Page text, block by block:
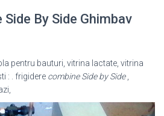
By Side Ghimbav
pentru bauturi, vitrina lactate, vitrina
: . frigidere combine Side by Side,